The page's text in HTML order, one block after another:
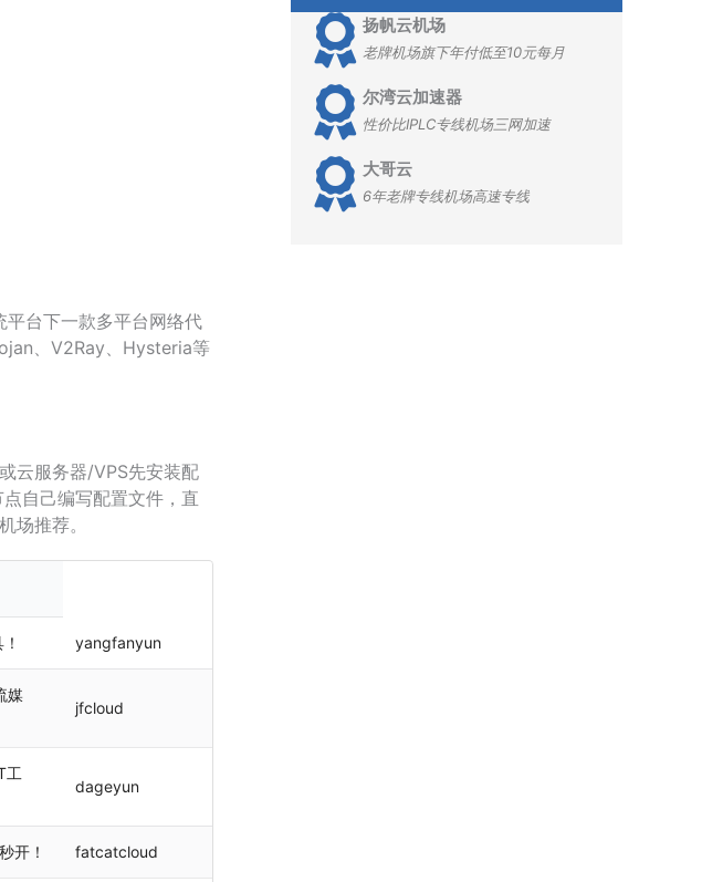
台下一款多平台网络代
、V2Ray、Hysteria等
云服务器/VPS先安装配
自己编写配置文件，直
场推荐。
yangfanyun
媒
jfcloud
工
dageyun
开！ fatcatcloud
扬帆云机场
老牌机场旗下年付低至10元每月
尔湾云加速器
性价比IPLC专线机场三网加速
大哥云
6年老牌专线机场高速专线